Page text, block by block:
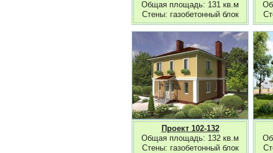
Общая площадь: 131 кв.м
Стены: газобетонный блок
Проект 102-132
Общая площадь: 132 кв.м
Стены: газобетонный блок